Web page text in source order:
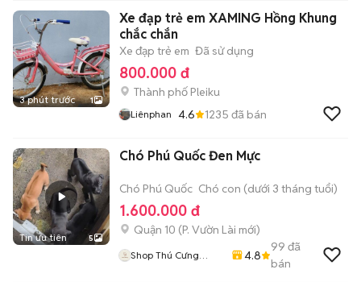
3 phút trước 1
Xe đạp trẻ em XAMING Hồng Khung
chắc chắn
Xe đạp trẻ em Đã sử dụng
800.000 đ
Thành phố Pleiku
Liênphan 4.6 1235 đã bán
Tin ưu tiên 5
Chó Phú Quốc Đen Mực
Chó Phú Quốc Chó con (dưới 3 tháng tuổi)
1.600.000 đ
Quận 10 (P. Vườn Lài mới)
Shop Thú Cưng
4.8
99 đã
bán